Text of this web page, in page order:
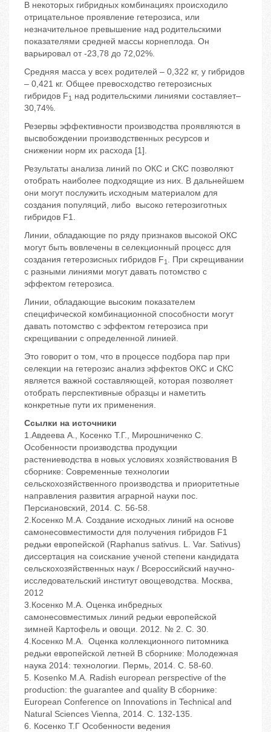
В некоторых гибридных комбинациях происходило
отрицательное проявление гетерозиса, или
незначительное превышение над родительскими
показателями средней массы корнеплода. Он
варьировал от -23,78 до 72,02%.
Средняя масса у всех родителей – 0,322 кг, у гибридов
– 0,421 кг. Общее превосходство гетерозисных
гибридов F1 над родительскими линиями составляет–
30,74%.
Резервы эффективности производства проявляются в
высвобождении производственных ресурсов и
снижении норм их расхода [1].
Результаты анализа линий по ОКС и СКС позволяют
отобрать наиболее подходящие из них. В дальнейшем
они могут послужить исходным материалом для
создания популяций, либо высоко гетерозиготных
гибридов F1.
Линии, обладающие по ряду признаков высокой ОКС
могут быть вовлечены в селекционный процесс для
создания гетерозисных гибридов F1 . При скрещивании
с разными линиями могут давать потомство с
эффектом гетерозиса.
Линии, обладающие высоким показателем
специфической комбинационной способности могут
давать потомство с эффектом гетерозиса при
скрещивании с определенной линией.
Это говорит о том, что в процессе подбора пар при
селекции на гетерозис анализ эффектов ОКС и СКС
является важной составляющей, которая позволяет
отобрать перспективные образцы и наметить
конкретные пути их применения.
Ссылки на источники
1.Авдеева А., Косенко Т.Г., Мирошниченко С.
Особенности производства продукции
растениеводства в новых условиях хозяйствования В
сборнике: Современные технологии
сельскохозяйственного производства и приоритетные
направления развития аграрной науки пос.
Персиановский, 2014. С. 56-58.
2.Косенко М.А. Создание исходных линий на основе
самонесовместимости для получения гибридов F1
редьки европейской (Raphanus sativus. L. Var. Sativus)
диссертация на соискание ученой степени кандидата
сельскохозяйственных наук / Всероссийский научно-
исследовательский институт овощеводства. Москва,
2012
3.Косенко М.А. Оценка инбредных
самонесовместимых линий редьки европейской
зимней Картофель и овощи. 2012. № 2. С. 30.
4.Косенко М.А. Оценка коллекционного питомника
редьки европейской летней В сборнике: Молодежная
наука 2014: технологии. Пермь, 2014. С. 58-60.
5. Kosenko M.A. Radish european perspective of the
production: the guarantee and quality В сборнике:
European Conference on Innovations in Technical and
Natural Sciences Vienna, 2014. С. 132-135.
6. Косенко Т.Г Особенности ведения